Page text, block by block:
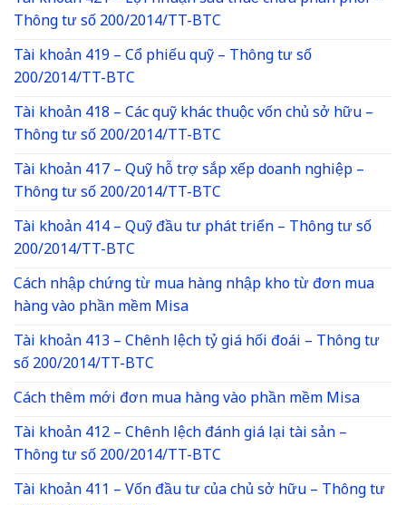
Thông tư số 200/2014/TT-BTC
Tài khoản 419 – Cổ phiếu quỹ – Thông tư số
200/2014/TT-BTC
Tài khoản 418 – Các quỹ khác thuộc vốn chủ sở hữu –
Thông tư số 200/2014/TT-BTC
Tài khoản 417 – Quỹ hỗ trợ sắp xếp doanh nghiệp –
Thông tư số 200/2014/TT-BTC
Tài khoản 414 – Quỹ đầu tư phát triển – Thông tư số
200/2014/TT-BTC
Cách nhập chứng từ mua hàng nhập kho từ đơn mua
hàng vào phần mềm Misa
Tài khoản 413 – Chênh lệch tỷ giá hối đoái – Thông tư
số 200/2014/TT-BTC
Cách thêm mới đơn mua hàng vào phần mềm Misa
Tài khoản 412 – Chênh lệch đánh giá lại tài sản –
Thông tư số 200/2014/TT-BTC
Tài khoản 411 – Vốn đầu tư của chủ sở hữu – Thông tư